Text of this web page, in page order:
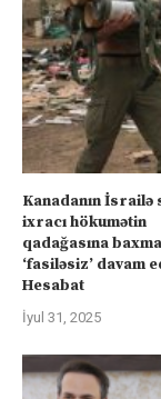
Kanadanın İsrailə
ixracı hökumətin
qadağasına
‘fasiləsiz’ davam
Hesabat
İyul 31, 2025